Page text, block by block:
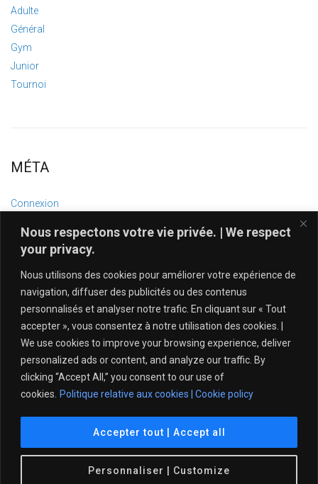
Nous respectons votre vie privée. | We respect
your privacy.
Nous utilisons des cookies pour améliorer votre expérience de
navigation, diffuser des publicités ou des contenus
personnalisés et analyser notre trafic. En cliquant sur « Tout
accepter », vous consentez à notre utilisation des cookies. |
We use cookies to improve your browsing experience, deliver
personalized ads or content, and analyze our traffic. By
clicking “Accept All,” you consent to our use of
cookies. Politique relative aux cookies | Cookie policy
Personnaliser | Customize
Accepter tout | Accept all
Adulte
Général
Gym
Junior
Tournoi
MÉTA
Connexion
Flux des commentaires
Site de WordPress-FR
Politique de protection de l’intégrité – Tennis Québec
© 2021 Club de Tennis Île des Sœurs. Tous droits